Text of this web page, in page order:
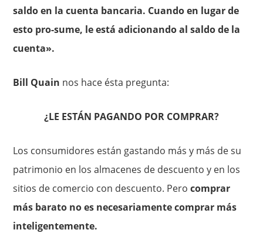
saldo en la cuenta bancaria. Cuando en lugar de
esto pro-sume, le está adicionando al saldo de la
cuenta».
Bill Quain nos hace ésta pregunta:
¿LE ESTÁN PAGANDO POR COMPRAR?
Los consumidores están gastando más y más de su
patrimonio en los almacenes de descuento y en los
sitios de comercio con descuento. Perocomprar
más barato no es necesariamente comprar más
inteligentemente.